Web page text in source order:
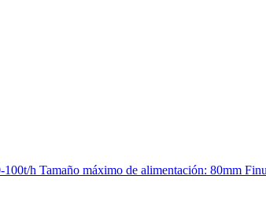
h Tamaño máximo de alimentación: 80mm